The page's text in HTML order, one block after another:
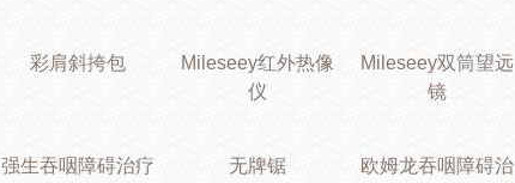
彩肩斜挎包
Mileseey红外热像
仪
Mileseey双筒望远
镜
强生吞咽障碍治疗 无牌锯
欧姆龙吞咽障碍治